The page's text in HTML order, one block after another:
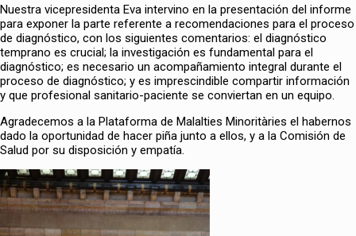
Nuestra vicepresidenta Eva intervino en la presentación del informe
para exponer la parte referente a recomendaciones para el proceso
de diagnóstico, con los siguientes comentarios: el diagnóstico
temprano es crucial; la investigación es fundamental para el
diagnóstico; es necesario un acompañamiento integral durante el
proceso de diagnóstico; y es imprescindible compartir información
y que profesional sanitario-paciente se conviertan en un equipo.
Agradecemos a la Plataforma de Malalties Minoritàries el habernos
dado la oportunidad de hacer piña junto a ellos, y a la Comisión de
Salud por su disposición y empatía.